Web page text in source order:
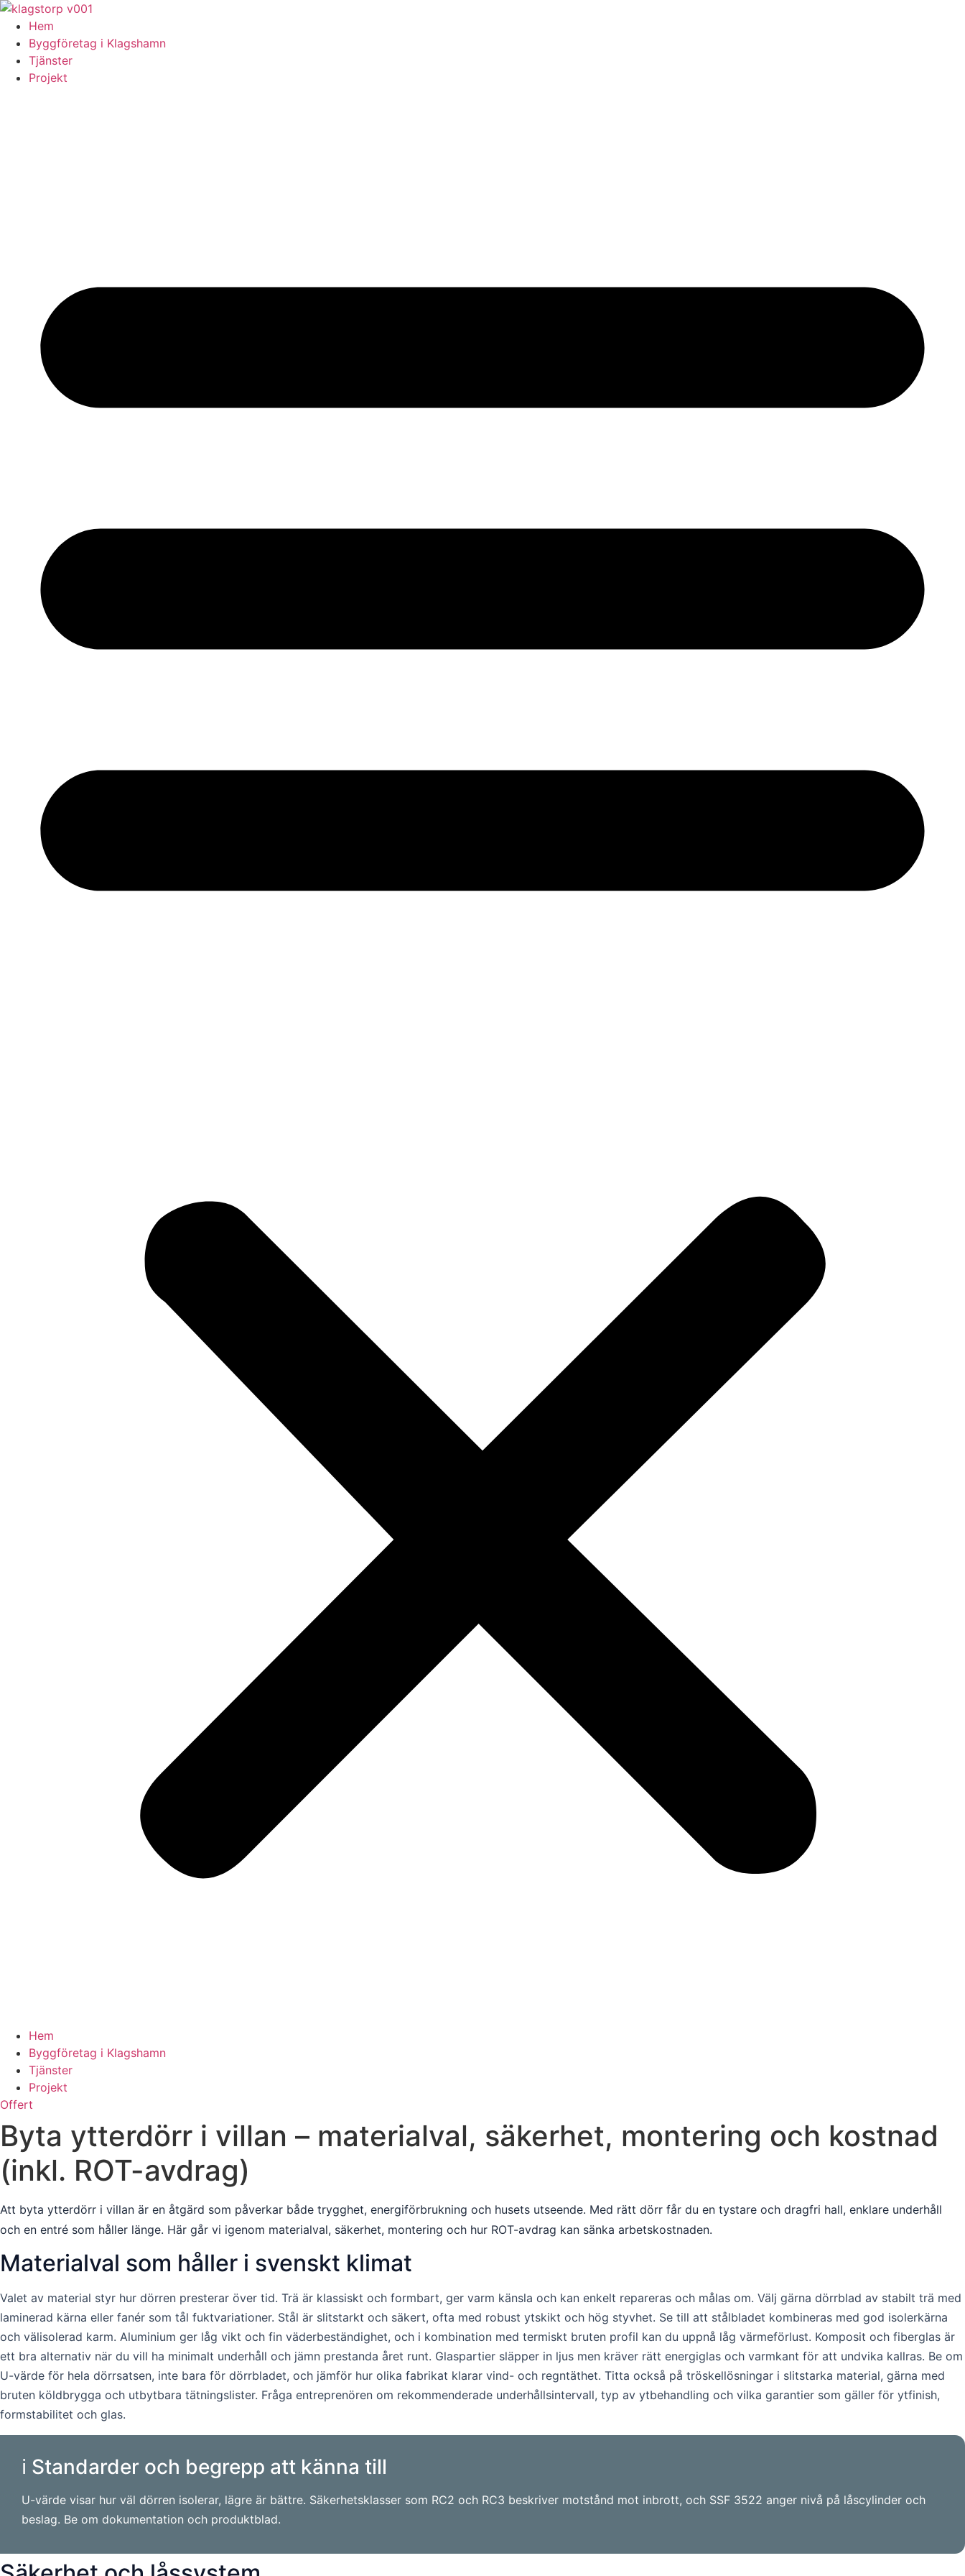
Skip
content
Hem
Byggföretag i Klagshamn
Tjänster
Projekt
Hem
Byggföretag i Klagshamn
Tjänster
Projekt
Offert
Byta ytterdörr i villan – materialval, säkerhet, montering och kostnad
(inkl. ROT-avdrag)
Att byta ytterdörr i villan är en åtgärd som påverkar både trygghet, energiförbrukning och husets utseende. Med rätt dörr får du en tystare och dragfri hall, enklare underhåll
och en entré som håller länge. Här går vi igenom materialval, säkerhet, montering och hur ROT-avdrag kan sänka arbetskostnaden.
Materialval som håller i svenskt klimat
Valet av material styr hur dörren presterar över tid. Trä är klassiskt och formbart, ger varm känsla och kan enkelt repareras och målas om. Välj gärna dörrblad av stabilt trä med
laminerad kärna eller fanér som tål fuktvariationer. Stål är slitstarkt och säkert, ofta med robust ytskikt och hög styvhet. Se till att stålbladet kombineras med god isolerkärna
och välisolerad karm. Aluminium ger låg vikt och fin väderbeständighet, och i kombination med termiskt bruten profil kan du uppnå låg värmeförlust. Komposit och fiberglas är
ett bra alternativ när du vill ha minimalt underhåll och jämn prestanda året runt. Glaspartier släpper in ljus men kräver rätt energiglas och varmkant för att undvika kallras. Be om
U-värde för hela dörrsatsen, inte bara för dörrbladet, och jämför hur olika fabrikat klarar vind- och regntäthet. Titta också på tröskellösningar i slitstarka material, gärna med
bruten köldbrygga och utbytbara tätningslister. Fråga entreprenören om rekommenderade underhållsintervall, typ av ytbehandling och vilka garantier som gäller för ytfinish,
formstabilitet och glas.
ℹ️ Standarder och begrepp att känna till
U-värde visar hur väl dörren isolerar, lägre är bättre. Säkerhetsklasser som RC2 och RC3 beskriver motstånd mot inbrott, och SSF 3522 anger nivå på låscylinder och
beslag. Be om dokumentation och produktblad.